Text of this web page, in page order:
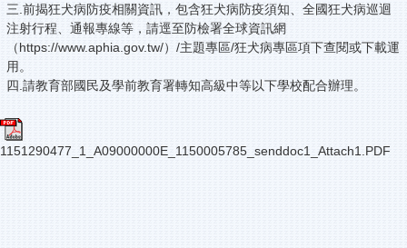
三.前揭狂犬病防疫相關資訊，包含狂犬病防疫須知、全國狂犬病巡迴
注射行程、通報專線等，請逕至防檢署全球資訊網
（https://www.aphia.gov.tw/）/主題專區/狂犬病專區項下查閱或下載運
用。
四.請教育部國民及學前教育署轉知高級中等以下學校配合辦理。
1151290477_1_A09000000E_1150005785_senddoc1_Attach1.PDF